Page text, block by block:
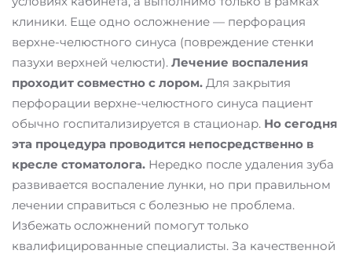
клиники. Еще одно осложнение — перфорация
верхне-челюстного синуса (повреждение стенки
пазухи верхней челюсти). Лечение воспаления
проходит совместно с лором. Для закрытия
перфорации верхне-челюстного синуса пациент
обычно госпитализируется в стационар. Но сегодня
эта процедура проводится непосредственно в
кресле стоматолога. Нередко после удаления зуба
развивается воспаление лунки, но при правильном
лечении справиться с болезнью не проблема.
Избежать осложнений помогут только
квалифицированные специалисты. За качественной